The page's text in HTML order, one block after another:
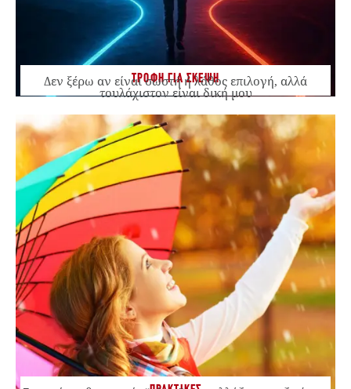
ΤΡΟΦΗ ΓΙΑ ΣΚΕΨΗ
Δεν ξέρω αν είναι σωστή ή λάθος επιλογή, αλλά
τουλάχιστον είναι δική μου